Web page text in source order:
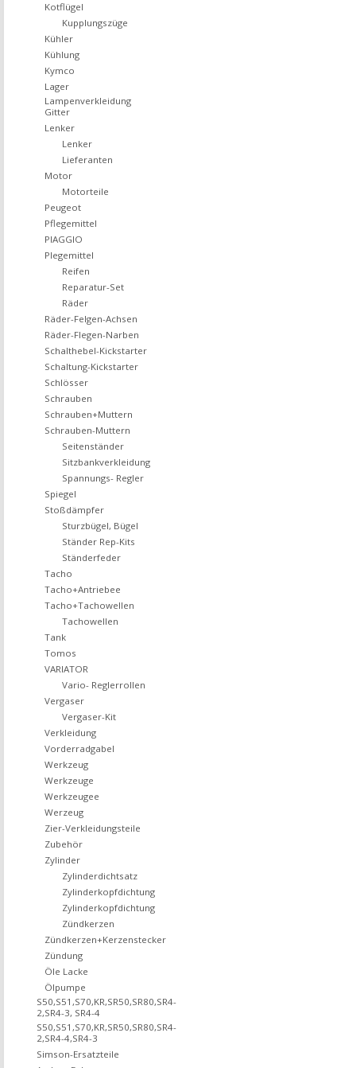
Kotflügel
Kupplungszüge
Kühler
Kühlung
Kymco
Lager
Lampenverkleidung
Gitter
Lenker
Lenker
Lieferanten
Motor
Motorteile
Peugeot
Pflegemittel
PIAGGIO
Plegemittel
Reifen
Reparatur-Set
Räder
Räder-Felgen-Achsen
Räder-Flegen-Narben
Schalthebel-Kickstarter
Schaltung-Kickstarter
Schlösser
Schrauben
Schrauben+Muttern
Schrauben-Muttern
Seitenständer
Sitzbankverkleidung
Spannungs- Regler
Spiegel
Stoßdämpfer
Sturzbügel, Bügel
Ständer Rep-Kits
Ständerfeder
Tacho
Tacho+Antriebee
Tacho+Tachowellen
Tachowellen
Tank
Tomos
VARIATOR
Vario- Reglerrollen
Vergaser
Vergaser-Kit
Verkleidung
Vorderradgabel
Werkzeug
Werkzeuge
Werkzeugee
Werzeug
Zier-Verkleidungsteile
Zubehör
Zylinder
Zylinderdichtsatz
Zylinderkopfdichtung
Zylinderkopfdichtung
Zündkerzen
Zündkerzen+Kerzenstecker
Zündung
Öle Lacke
Ölpumpe
S50,S51,S70,KR,SR50,SR80,SR4-
2,SR4-3, SR4-4
S50,S51,S70,KR,SR50,SR80,SR4-
2,SR4-4,SR4-3
Simson-Ersatzteile